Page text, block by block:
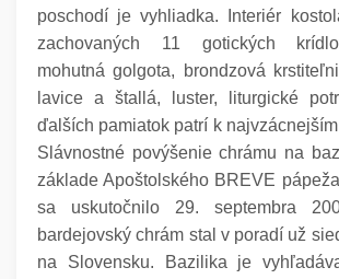
poschodí je vyhliadka. Interiér
zachovaných 11 gotických
mohutná golgota, brondzová
lavice a štallá, luster, liturgické
ďalších pamiatok patrí k
Slávnostné povýšenie chrámu na
základe Apoštolského BREVE
sa uskutočnilo 29. septembra
bardejovský chrám stal v poradí už
na Slovensku. Bazilika je